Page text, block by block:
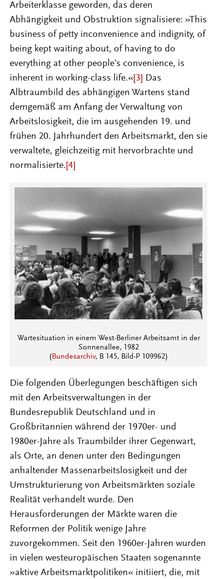
Arbeiterklasse geworden, das deren
Abhängigkeit und Obstruktion signalisiere: »This
business of petty inconvenience and indignity, of
being kept waiting about, of having to do
everything at other people’s convenience, is
inherent in working-class life.« [3]
Das
Albtraumbild des abhängigen Wartens stand
demgemäß am Anfang der Verwaltung von
Arbeitslosigkeit, die im ausgehenden 19. und
frühen 20. Jahrhundert den Arbeitsmarkt, den sie
verwaltete, gleichzeitig mit hervorbrachte und
normalisierte. [4]
Wartesituation in einem West-Berliner Arbeitsamt in der
Sonnenallee, 1982
(Bundesarchiv, B 145, Bild-P 109962)
Die folgenden Überlegungen beschäftigen sich
mit den Arbeitsverwaltungen in der
Bundesrepublik Deutschland und in
Großbritannien während der 1970er- und
1980er-Jahre als Traumbilder ihrer Gegenwart,
als Orte, an denen unter den Bedingungen
anhaltender Massenarbeitslosigkeit und der
Umstrukturierung von Arbeitsmärkten soziale
Realität verhandelt wurde. Den
Herausforderungen der Märkte waren die
Reformen der Politik wenige Jahre
zuvorgekommen. Seit den 1960er-Jahren wurden
in vielen westeuropäischen Staaten sogenannte
»aktive Arbeitsmarktpolitiken« initiiert, die, mit